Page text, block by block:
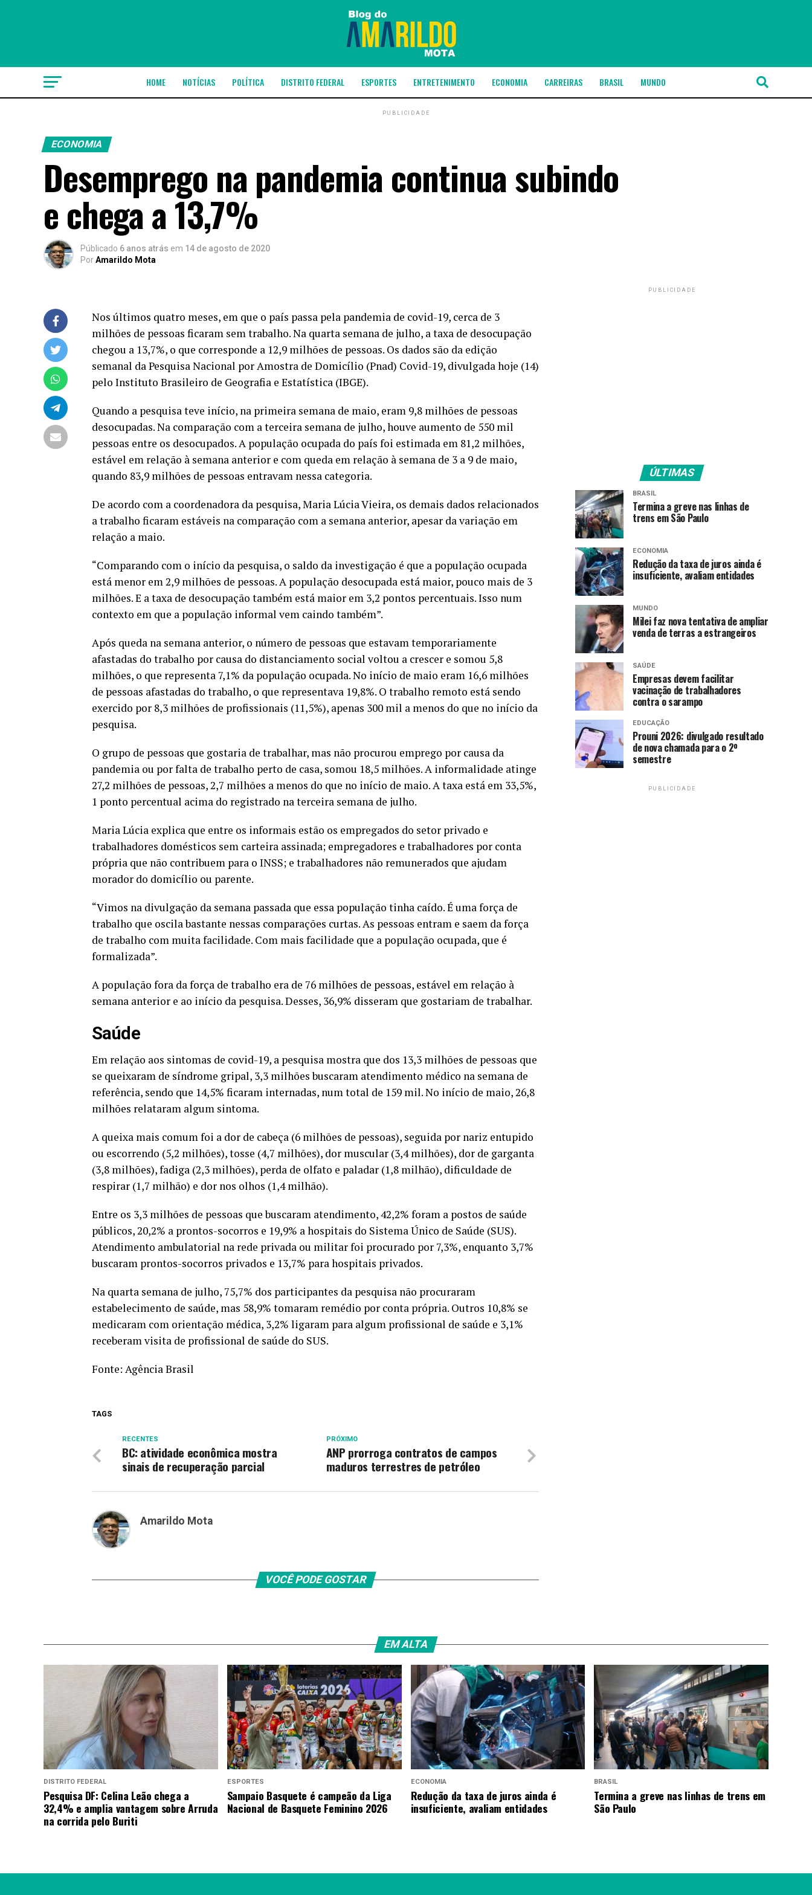
HOME NOTÍCIAS POLÍTICA DISTRITO FEDERAL ESPORTES ENTRETENIMENTO ECONOMIA CARREIRAS BRASIL MUNDO
PUBLICIDADE
ECONOMIA
Desemprego na pandemia continua subindo
e chega a 13,7%
Públicado 6 anos atrás em 14 de agosto de 2020
PorAmarildo Mota
Nos últimos quatro meses, em que o país passa pela pandemia de covid-19, cerca de 3
milhões de pessoas ficaram sem trabalho. Na quarta semana de julho, a taxa de desocupação
chegou a 13,7%, o que corresponde a 12,9 milhões de pessoas. Os dados são da edição
semanal da Pesquisa Nacional por Amostra de Domicílio (Pnad) Covid-19, divulgada hoje (14)
pelo Instituto Brasileiro de Geografia e Estatística (IBGE).
Quando a pesquisa teve início, na primeira semana de maio, eram 9,8 milhões de pessoas
desocupadas. Na comparação com a terceira semana de julho, houve aumento de 550 mil
pessoas entre os desocupados. A população ocupada do país foi estimada em 81,2 milhões,
estável em relação à semana anterior e com queda em relação à semana de 3 a 9 de maio,
quando 83,9 milhões de pessoas entravam nessa categoria.
De acordo com a coordenadora da pesquisa, Maria Lúcia Vieira, os demais dados relacionados
a trabalho ficaram estáveis na comparação com a semana anterior, apesar da variação em
relação a maio.
“Comparando com o início da pesquisa, o saldo da investigação é que a população ocupada
está menor em 2,9 milhões de pessoas. A população desocupada está maior, pouco mais de 3
milhões. E a taxa de desocupação também está maior em 3,2 pontos percentuais. Isso num
contexto em que a população informal vem caindo também”.
Após queda na semana anterior, o número de pessoas que estavam temporariamente
afastadas do trabalho por causa do distanciamento social voltou a crescer e somou 5,8
milhões, o que representa 7,1% da população ocupada. No início de maio eram 16,6 milhões
de pessoas afastadas do trabalho, o que representava 19,8%. O trabalho remoto está sendo
exercido por 8,3 milhões de profissionais (11,5%), apenas 300 mil a menos do que no início da
pesquisa.
O grupo de pessoas que gostaria de trabalhar, mas não procurou emprego por causa da
pandemia ou por falta de trabalho perto de casa, somou 18,5 milhões. A informalidade atinge
27,2 milhões de pessoas, 2,7 milhões a menos do que no início de maio. A taxa está em 33,5%,
1 ponto percentual acima do registrado na terceira semana de julho.
Maria Lúcia explica que entre os informais estão os empregados do setor privado e
trabalhadores domésticos sem carteira assinada; empregadores e trabalhadores por conta
própria que não contribuem para o INSS; e trabalhadores não remunerados que ajudam
morador do domicílio ou parente.
“Vimos na divulgação da semana passada que essa população tinha caído. É uma força de
trabalho que oscila bastante nessas comparações curtas. As pessoas entram e saem da força
de trabalho com muita facilidade. Com mais facilidade que a população ocupada, que é
formalizada”.
A população fora da força de trabalho era de 76 milhões de pessoas, estável em relação à
semana anterior e ao início da pesquisa. Desses, 36,9% disseram que gostariam de trabalhar.
Saúde
Em relação aos sintomas de covid-19, a pesquisa mostra que dos 13,3 milhões de pessoas que
se queixaram de síndrome gripal, 3,3 milhões buscaram atendimento médico na semana de
referência, sendo que 14,5% ficaram internadas, num total de 159 mil. No início de maio, 26,8
milhões relataram algum sintoma.
A queixa mais comum foi a dor de cabeça (6 milhões de pessoas), seguida por nariz entupido
ou escorrendo (5,2 milhões), tosse (4,7 milhões), dor muscular (3,4 milhões), dor de garganta
(3,8 milhões), fadiga (2,3 milhões), perda de olfato e paladar (1,8 milhão), dificuldade de
respirar (1,7 milhão) e dor nos olhos (1,4 milhão).
Entre os 3,3 milhões de pessoas que buscaram atendimento, 42,2% foram a postos de saúde
públicos, 20,2% a prontos-socorros e 19,9% a hospitais do Sistema Único de Saúde (SUS).
Atendimento ambulatorial na rede privada ou militar foi procurado por 7,3%, enquanto 3,7%
buscaram prontos-socorros privados e 13,7% para hospitais privados.
Na quarta semana de julho, 75,7% dos participantes da pesquisa não procuraram
estabelecimento de saúde, mas 58,9% tomaram remédio por conta própria. Outros 10,8% se
medicaram com orientação médica, 3,2% ligaram para algum profissional de saúde e 3,1%
receberam visita de profissional de saúde do SUS.
Fonte: Agência Brasil
TAGS
PRÓXIMO
ANP prorroga contratos de campos
maduros terrestres de petróleo
RECENTES
BC: atividade econômica mostra
sinais de recuperação parcial
Amarildo Mota
VOCÊ PODE GOSTAR
PUBLICIDADE
ÚLTIMAS
BRASIL
Termina a greve nas linhas de
trens em São Paulo
ECONOMIA
Redução da taxa de juros ainda é
insuficiente, avaliam entidades
MUNDO
Milei faz nova tentativa de ampliar
venda de terras a estrangeiros
SAÚDE
Empresas devem facilitar
vacinação de trabalhadores
contra o sarampo
EDUCAÇÃO
Prouni 2026: divulgado resultado
de nova chamada para o 2º
semestre
PUBLICIDADE
EM ALTA
DISTRITO FEDERAL
Pesquisa DF: Celina Leão chega a
32,4% e amplia vantagem sobre Arruda
na corrida pelo Buriti
ESPORTES
Sampaio Basquete é campeão da Liga
Nacional de Basquete Feminino 2026
ECONOMIA
Redução da taxa de juros ainda é
insuficiente, avaliam entidades
BRASIL
Termina a greve nas linhas de trens em
São Paulo